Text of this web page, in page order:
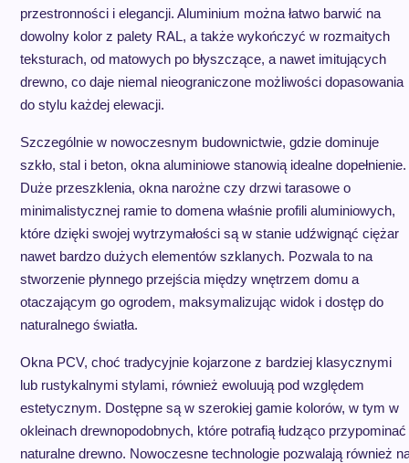
przestronności i elegancji. Aluminium można łatwo barwić na
dowolny kolor z palety RAL, a także wykończyć w rozmaitych
teksturach, od matowych po błyszczące, a nawet imitujących
drewno, co daje niemal nieograniczone możliwości dopasowania
do stylu każdej elewacji.
Szczególnie w nowoczesnym budownictwie, gdzie dominuje
szkło, stal i beton, okna aluminiowe stanowią idealne dopełnienie.
Duże przeszklenia, okna narożne czy drzwi tarasowe o
minimalistycznej ramie to domena właśnie profili aluminiowych,
które dzięki swojej wytrzymałości są w stanie udźwignąć ciężar
nawet bardzo dużych elementów szklanych. Pozwala to na
stworzenie płynnego przejścia między wnętrzem domu a
otaczającym go ogrodem, maksymalizując widok i dostęp do
naturalnego światła.
Okna PCV, choć tradycyjnie kojarzone z bardziej klasycznymi
lub rustykalnymi stylami, również ewoluują pod względem
estetycznym. Dostępne są w szerokiej gamie kolorów, w tym w
okleinach drewnopodobnych, które potrafią łudząco przypominać
naturalne drewno. Nowoczesne technologie pozwalają również